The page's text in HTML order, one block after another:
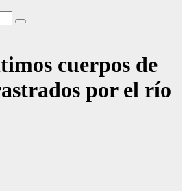
cuerpos de
por el río